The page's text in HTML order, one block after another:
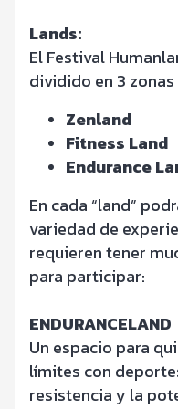
Lands:
El Festival
dividido en 3 zonas
Zenland
Fitness Land
Endurance
En cada “land”
variedad de
requieren tener
para participar:
ENDURANCELAND
Un espacio para
límites con
resistencia y la